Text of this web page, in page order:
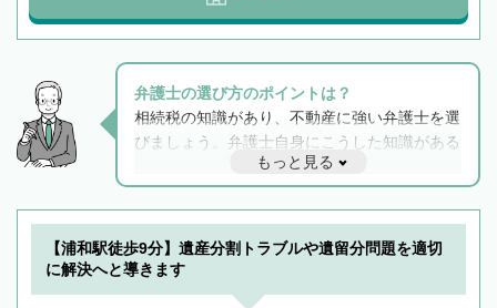
弁護士の選び方のポイントは？
相続税の知識があり、不動産に強い弁護士を選
びましょう。弁護士自身にこうした知識がある
と他士業との連携もスムーズに進み、トラブル
解決のみならず相続をトータルで任せることが
できます。また、相続は感情がからむ分野なの
でフィーリングも重要です。実際に電話や面談
で複数の弁護士と会話をしてウマが合う方に依
もっと見る
【浦和駅徒歩9分】遺産分割トラブルや遺留分問題を適切
に解決へと導きます